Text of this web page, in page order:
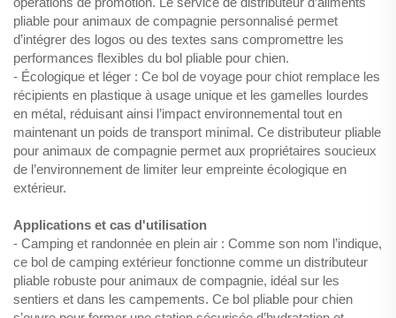
pliable pour animaux de compagnie personnalisé permet
d’intégrer des logos ou des textes sans compromettre les
performances flexibles du bol pliable pour chien.
- Écologique et léger : Ce bol de voyage pour chiot remplace les
récipients en plastique à usage unique et les gamelles lourdes
en métal, réduisant ainsi l’impact environnemental tout en
maintenant un poids de transport minimal. Ce distributeur pliable
pour animaux de compagnie permet aux propriétaires soucieux
de l’environnement de limiter leur empreinte écologique en
extérieur.
Applications et cas d'utilisation
- Camping et randonnée en plein air : Comme son nom l’indique,
ce bol de camping extérieur fonctionne comme un distributeur
pliable robuste pour animaux de compagnie, idéal sur les
sentiers et dans les campements. Ce bol pliable pour chien